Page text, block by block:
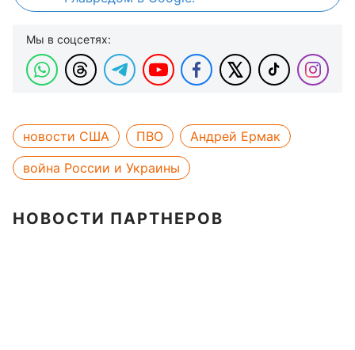
Мы в соцсетях:
новости США ПВО
Андрей Ермак
война России и Украины
НОВОСТИ ПАРТНЕРОВ